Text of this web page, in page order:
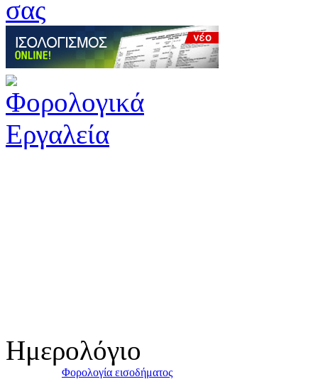
Ημερολόγιο
Φορολογία εισοδήματος